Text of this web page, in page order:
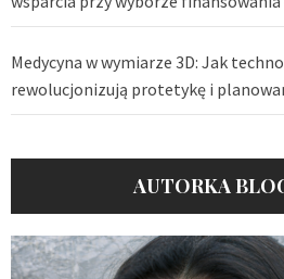
Medycyna w wymiarze 3D: Jak
rewolucjonizują protetykę i
AUTORKA